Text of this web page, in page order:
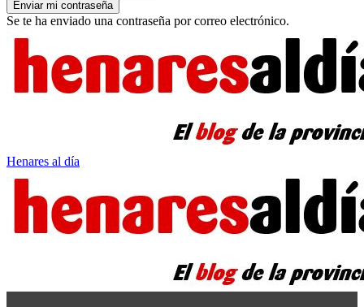
Se te ha enviado una contraseña por correo electrónico.
Henares al día